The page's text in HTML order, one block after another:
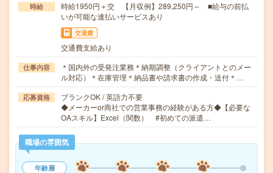
時給
時給1950円＋交 【月収例】289,250円～ ■給与の前払
いが可能な速払いサービスあり
交通費
交通費支給あり
仕事内容
＊国内外の受発注業務＊納期調整（クライアントとのメー
ル対応）＊在庫管理＊納品書や請求書の作成・送付＊…
応募資格
ブランクOK / 英語力不要
◆メーカーor商社での営業事務の経験がある方◆【必要な
OAスキル】Excel（関数） #初めての派遣…
職場の雰囲気
年齢層